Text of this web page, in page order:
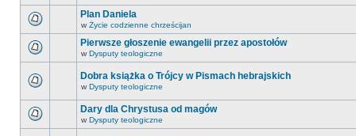
Plan Daniela
w Życie codzienne chrześcijan
Pierwsze głoszenie ewangelii przez apostołów
w Dysputy teologiczne
Dobra książka o Trójcy w Pismach hebrajskich
w Dysputy teologiczne
Dary dla Chrystusa od magów
w Dysputy teologiczne